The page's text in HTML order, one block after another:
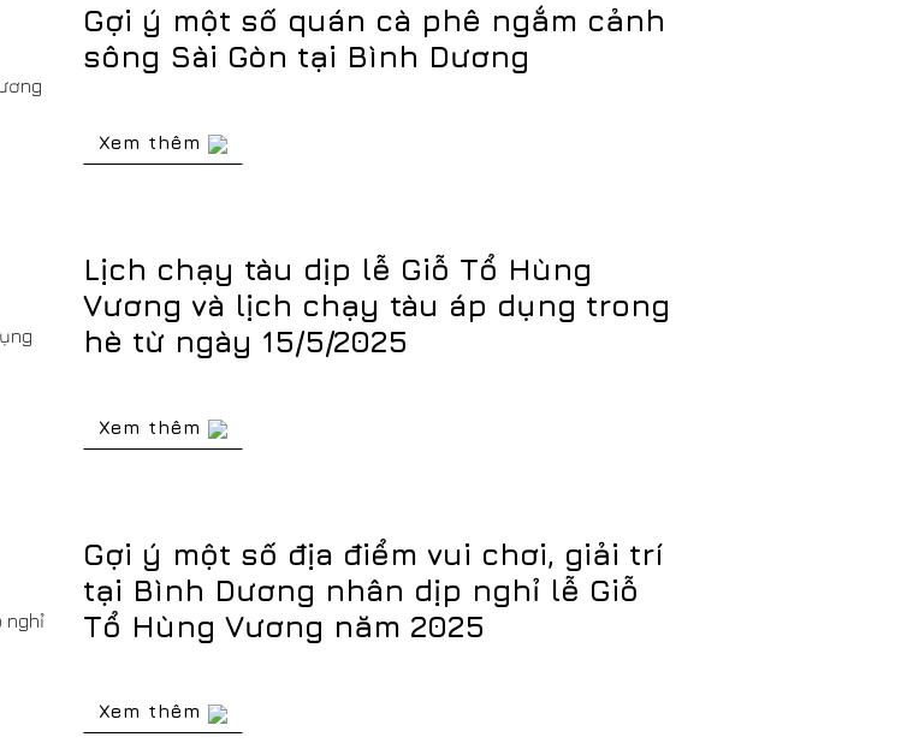
Gợi ý một số quán cà phê ngắm cảnh
sông Sài Gòn tại Bình Dương
Xem thêm
Lịch chạy tàu dịp lễ Giỗ Tổ Hùng
Vương và lịch chạy tàu áp dụng trong
hè từ ngày 15/5/2025
Xem thêm
Gợi ý một số địa điểm vui chơi, giải trí
tại Bình Dương nhân dịp nghỉ lễ Giỗ
Tổ Hùng Vương năm 2025
Xem thêm